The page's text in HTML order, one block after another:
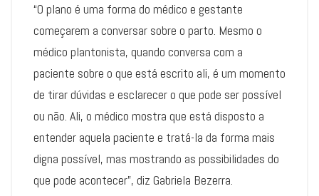
“O plano é uma forma do médico e gestante
começarem a conversar sobre o parto. Mesmo o
médico plantonista, quando conversa com a
paciente sobre o que está escrito ali, é um momento
de tirar dúvidas e esclarecer o que pode ser possível
ou não. Ali, o médico mostra que está disposto a
entender aquela paciente e tratá-la da forma mais
digna possível, mas mostrando as possibilidades do
que pode acontecer”, diz Gabriela Bezerra.